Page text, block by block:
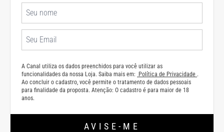
A Canal utiliza os dados preenchidos para você utilizar as
funcionalidades da nossa Loja. Saiba mais em:
Política de Privacidade .
Ao concluir o cadastro, você permite o tratamento de dados pessoais
para finalidade da proposta. Atenção: O cadastro é para maior de 18
anos.
AVISE-ME